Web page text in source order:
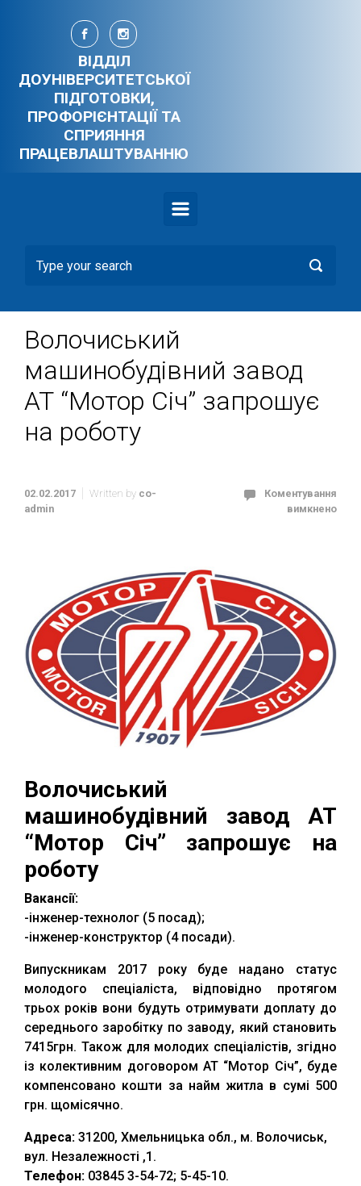
Skip to main content
ВІДДІЛ
ДОУНІВЕРСИТЕТСЬКОЇ
ПІДГОТОВКИ,
ПРОФОРІЄНТАЦІЇ ТА
СПРИЯННЯ
ПРАЦЕВЛАШТУВАННЮ
Волочиський
машинобудівний завод
АТ “Мотор Січ” запрошує
на роботу
02.02.2017 Written by co-
admin
Коментування
вимкнено
Волочиський
машинобудівний завод АТ
“Мотор Січ” запрошує на
роботу
Вакансії:
-інженер-технолог (5 посад);
-інженер-конструктор (4 посади).
Випускникам 2017 року буде надано статус
молодого спеціаліста, відповідно протягом
трьох років вони будуть отримувати доплату до
середнього заробітку по заводу, який становить
7415грн. Також для молодих спеціалістів, згідно
із колективним договором АТ “Мотор Січ”, буде
компенсовано кошти за найм житла в сумі 500
грн. щомісячно.
Адреса: 31200, Хмельницька обл., м. Волочиськ,
вул. Незалежності ,1.
Телефон: 03845 3-54-72; 5-45-10.